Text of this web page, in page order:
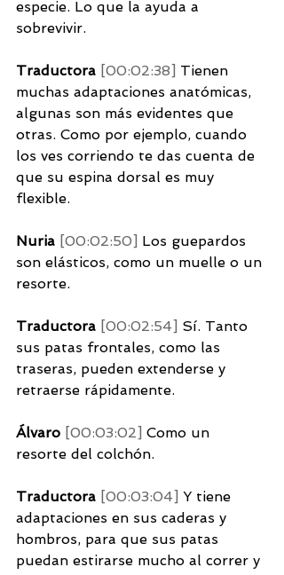
especie. Lo que la ayuda a
sobrevivir.
Traductora [00:02:38] Tienen
muchas adaptaciones anatómicas,
algunas son más evidentes que
otras. Como por ejemplo, cuando
los ves corriendo te das cuenta de
que su espina dorsal es muy
flexible.
Nuria [00:02:50] Los guepardos
son elásticos, como un muelle o un
resorte.
Traductora [00:02:54] Sí. Tanto
sus patas frontales, como las
traseras, pueden extenderse y
retraerse rápidamente.
Álvaro [00:03:02] Como un
resorte del colchón.
Traductora [00:03:04] Y tiene
adaptaciones en sus caderas y
hombros, para que sus patas
puedan estirarse mucho al correr y